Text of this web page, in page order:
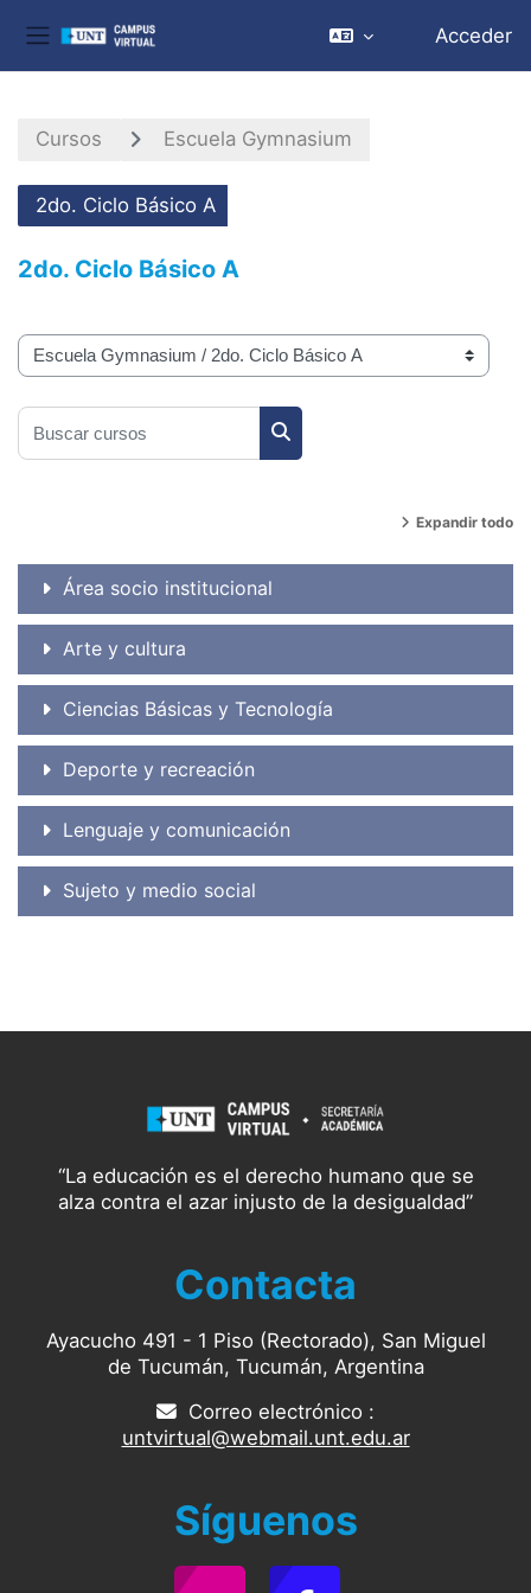
Acceder
Cursos Escuela Gymnasium
2do. Ciclo Básico A
2do. Ciclo Básico A
Categorías
Buscar cursos
Buscar cursos
Expandir todo
Área socio institucional
Arte y cultura
Ciencias Básicas y Tecnología
Deporte y recreación
Lenguaje y comunicación
Sujeto y medio social
“La educación es el derecho humano que se
alza contra el azar injusto de la desigualdad”
Contacta
Ayacucho 491 - 1 Piso (Rectorado), San Miguel
de Tucumán, Tucumán, Argentina
Correo electrónico :
untvirtual@webmail.unt.edu.ar
Síguenos